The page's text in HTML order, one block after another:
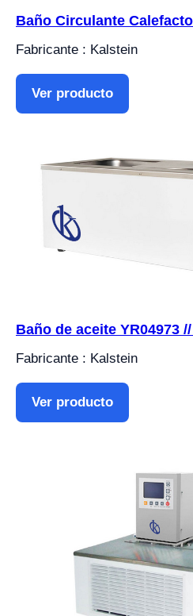
Baño Circulante
Fabricante : Kalstein
Ver producto
Baño de aceite YR04973
Fabricante : Kalstein
Ver producto